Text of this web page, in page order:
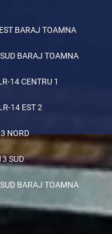
BARAJ TOAMNA
BARAJ TOAMNA
14 CENTRU 1
14 EST 2
NORD
SUD
BARAJ TOAMNA